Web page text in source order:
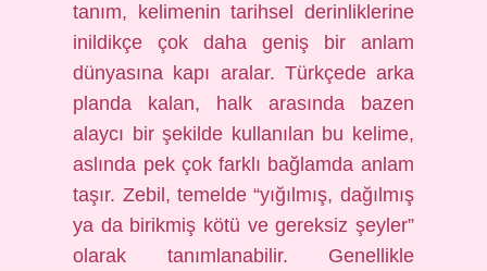
tanım, kelimenin tarihsel derinliklerine
inildikçe çok daha geniş bir anlam
dünyasına kapı aralar. Türkçede arka
planda kalan, halk arasında bazen
alaycı bir şekilde kullanılan bu kelime,
aslında pek çok farklı bağlamda anlam
taşır. Zebil, temelde “yığılmış, dağılmış
ya da birikmiş kötü ve gereksiz şeyler”
olarak tanımlanabilir. Genellikle